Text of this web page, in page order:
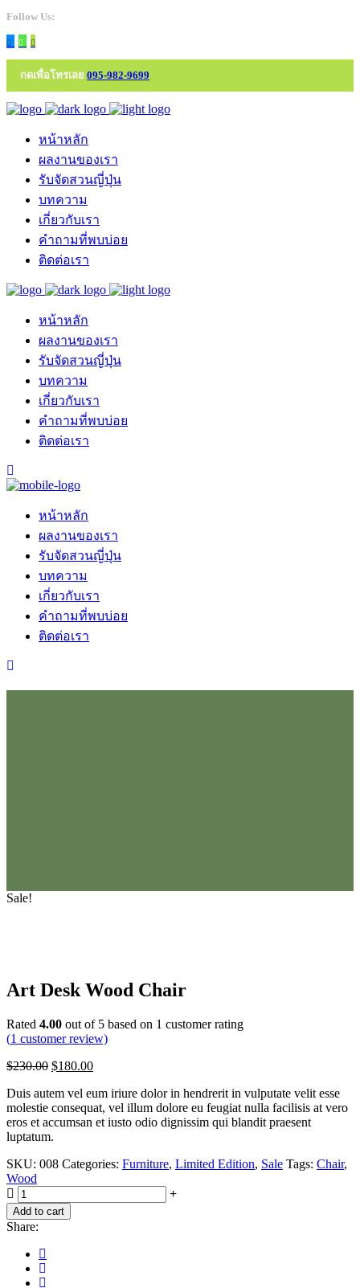
Follow Us:
กดเพื่อโทรเลย 095-982-9699
หน้าหลัก
ผลงานของเรา
รับจัดสวนญี่ปุ่น
บทความ
เกี่ยวกับเรา
คำถามที่พบบ่อย
ติดต่อเรา
หน้าหลัก
ผลงานของเรา
รับจัดสวนญี่ปุ่น
บทความ
เกี่ยวกับเรา
คำถามที่พบบ่อย
ติดต่อเรา
หน้าหลัก
ผลงานของเรา
รับจัดสวนญี่ปุ่น
บทความ
เกี่ยวกับเรา
คำถามที่พบบ่อย
ติดต่อเรา
Sale!
Art Desk Wood Chair
Rated 4.00 out of 5 based on 1 customer rating
(1 customer review)
$230.00 Original
was:
$230.00.
$180.00Current
is:
$180.00.
Duis autem vel eum iriure dolor in hendrerit in vulputate velit esse
molestie consequat, vel illum dolore eu feugiat nulla facilisis at vero
eros et accumsan et iusto odio dignissim qui blandit praesent
luptatum.
SKU: 008 Categories: Furniture, Limited Edition, Sale Tags: Chair,
Wood
Art
Desk
Wood
Chair
quantity
Add to cart
Share: